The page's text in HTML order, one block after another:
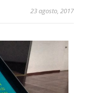
23 agosto, 2017